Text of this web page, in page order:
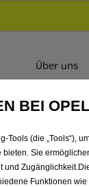
Über uns
BEI OPEL
(die „Tools“),
bieten. Sie
Funktionen